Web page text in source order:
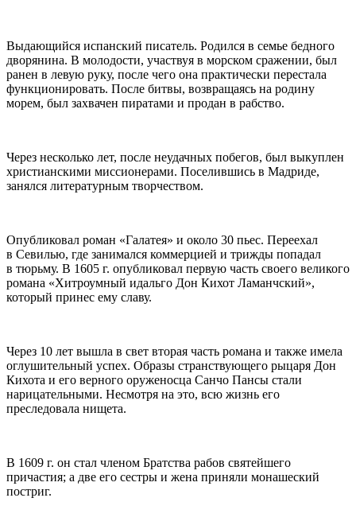
Выдающийся испанский писатель. Родился в семье бедного
дворянина. В молодости, участвуя в морском сражении, был
ранен в левую руку, после чего она практически перестала
функционировать. После битвы, возвращаясь на родину
морем, был захвачен пиратами и продан в рабство.
Через несколько лет, после неудачных побегов, был выкуплен
христианскими миссионерами. Поселившись в Мадриде,
занялся литературным творчеством.
Опубликовал роман «Галатея» и около 30 пьес. Переехал
в Севилью, где занимался коммерцией и трижды попадал
в тюрьму. В 1605 г. опубликовал первую часть своего великого
романа «Хитроумный идальго Дон Кихот Ламанчский»,
который принес ему славу.
Через 10 лет вышла в свет вторая часть романа и также имела
оглушительный успех. Образы странствующего рыцаря Дон
Кихота и его верного оруженосца Санчо Пансы стали
нарицательными. Несмотря на это, всю жизнь его
преследовала нищета.
В 1609 г. он стал членом Братства рабов святейшего
причастия; а две его сестры и жена приняли монашеский
постриг.